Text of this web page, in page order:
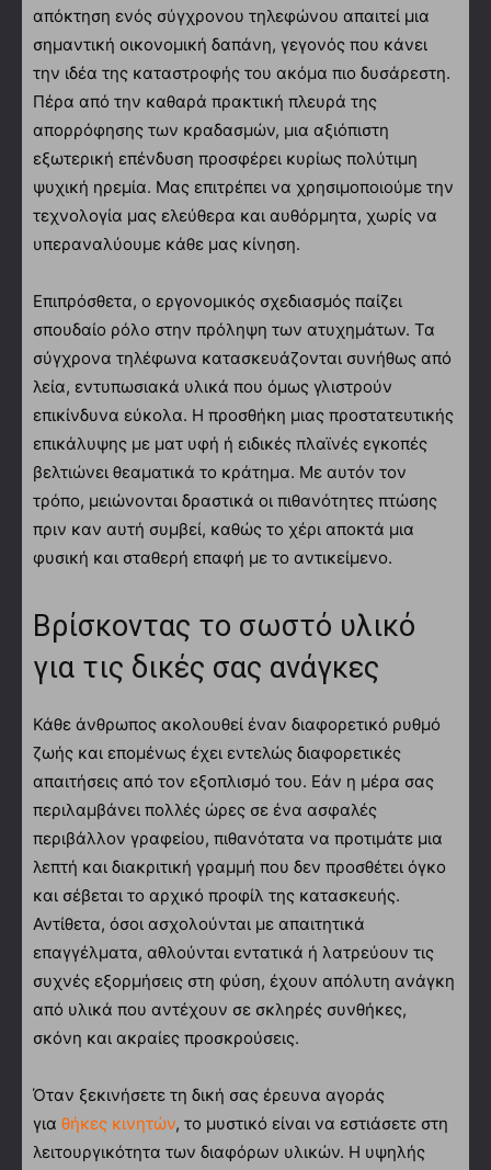
απόκτηση ενός σύγχρονου τηλεφώνου απαιτεί μια
σημαντική οικονομική δαπάνη, γεγονός που κάνει
την ιδέα της καταστροφής του ακόμα πιο δυσάρεστη.
Πέρα από την καθαρά πρακτική πλευρά της
απορρόφησης των κραδασμών, μια αξιόπιστη
εξωτερική επένδυση προσφέρει κυρίως πολύτιμη
ψυχική ηρεμία. Μας επιτρέπει να χρησιμοποιούμε την
τεχνολογία μας ελεύθερα και αυθόρμητα, χωρίς να
υπεραναλύουμε κάθε μας κίνηση.
Επιπρόσθετα, ο εργονομικός σχεδιασμός παίζει
σπουδαίο ρόλο στην πρόληψη των ατυχημάτων. Τα
σύγχρονα τηλέφωνα κατασκευάζονται συνήθως από
λεία, εντυπωσιακά υλικά που όμως γλιστρούν
επικίνδυνα εύκολα. Η προσθήκη μιας προστατευτικής
επικάλυψης με ματ υφή ή ειδικές πλαϊνές εγκοπές
βελτιώνει θεαματικά το κράτημα. Με αυτόν τον
τρόπο, μειώνονται δραστικά οι πιθανότητες πτώσης
πριν καν αυτή συμβεί, καθώς το χέρι αποκτά μια
φυσική και σταθερή επαφή με το αντικείμενο.
Βρίσκοντας το σωστό υλικό
για τις δικές σας ανάγκες
Κάθε άνθρωπος ακολουθεί έναν διαφορετικό ρυθμό
ζωής και επομένως έχει εντελώς διαφορετικές
απαιτήσεις από τον εξοπλισμό του. Εάν η μέρα σας
περιλαμβάνει πολλές ώρες σε ένα ασφαλές
περιβάλλον γραφείου, πιθανότατα να προτιμάτε μια
λεπτή και διακριτική γραμμή που δεν προσθέτει όγκο
και σέβεται το αρχικό προφίλ της κατασκευής.
Αντίθετα, όσοι ασχολούνται με απαιτητικά
επαγγέλματα, αθλούνται εντατικά ή λατρεύουν τις
συχνές εξορμήσεις στη φύση, έχουν απόλυτη ανάγκη
από υλικά που αντέχουν σε σκληρές συνθήκες,
σκόνη και ακραίες προσκρούσεις.
Όταν ξεκινήσετε τη δική σας έρευνα αγοράς
για θήκες κινητών, το μυστικό είναι να εστιάσετε στη
λειτουργικότητα των διαφόρων υλικών. Η υψηλής